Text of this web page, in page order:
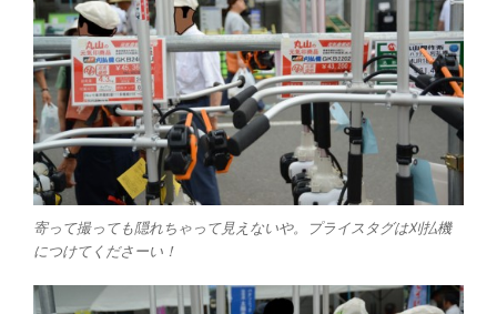
寄って撮っても隠れちゃって見えないや。プライスタグは刈払機
につけてくださーい！